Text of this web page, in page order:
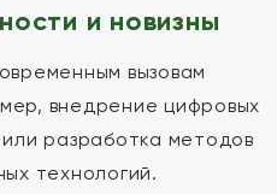
и новизны
вызовам
внедрение цифровых
разработка методов
технологий.